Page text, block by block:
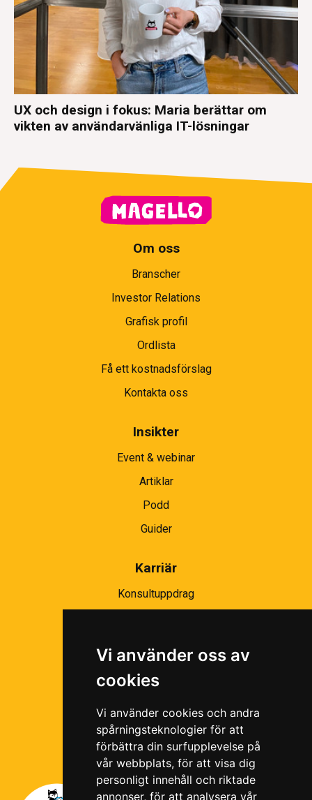
Vi använder oss av
cookies
Vi använder cookies och andra
spårningsteknologier för att
förbättra din surfupplevelse på
vår webbplats, för att visa dig
personligt innehåll och riktade
annonser, för att analysera vår
UX och design i fokus: Maria berättar om
vikten av användarvänliga IT-lösningar
Om oss
Branscher
Investor Relations
Grafisk profil
Ordlista
Få ett kostnadsförslag
Kontakta oss
Insikter
Event & webinar
Artiklar
Podd
Guider
Karriär
Konsultuppdrag
Ramavtal